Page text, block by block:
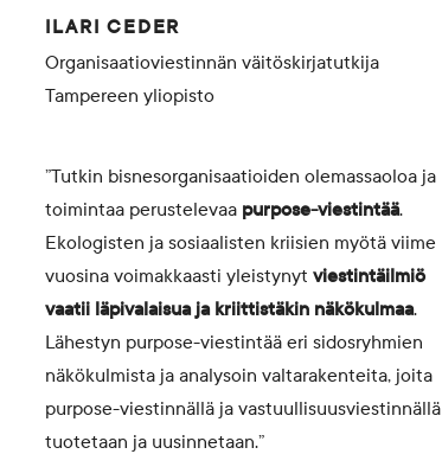
ILARI CEDER
Organisaatioviestinnän väitöskirjatutkija
Tampereen yliopisto
”Tutkin bisnesorganisaatioiden olemassaoloa ja
toimintaa perustelevaa purpose-viestintää.
Ekologisten ja sosiaalisten kriisien myötä viime
vuosina voimakkaasti yleistynytviestintäilmiö
vaatii läpivalaisua ja kriittistäkin näkökulmaa.
Lähestyn purpose-viestintää eri sidosryhmien
näkökulmista ja analysoin valtarakenteita, joita
purpose-viestinnällä ja vastuullisuusviestinnällä
tuotetaan ja uusinnetaan.”